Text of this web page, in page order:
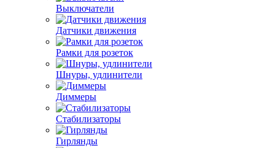
Выключатели
Датчики движения
Рамки для розеток
Шнуры, удлинители
Диммеры
Стабилизаторы
Гирлянды